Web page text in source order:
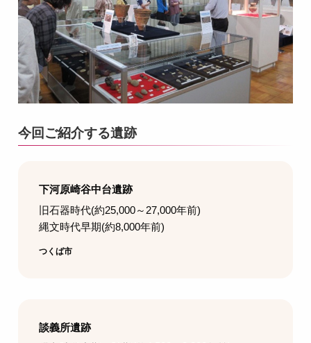
今回ご紹介する遺跡
下河原崎谷中台遺跡
旧石器時代(約25,000～27,000年前)
縄文時代早期(約8,000年前)
つくば市
談義所遺跡